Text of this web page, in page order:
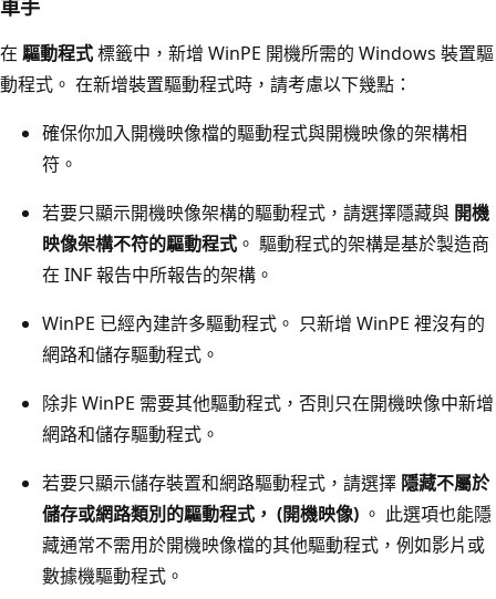
車手
在 驅動程式標籤中，新增 WinPE 開機所需的 Windows 裝置驅
動程式。 在新增裝置驅動程式時，請考慮以下幾點：
確保你加入開機映像檔的驅動程式與開機映像的架構相
符。
若要只顯示開機映像架構的驅動程式，請選擇隱藏與 開機
映像架構不符的驅動程式 。 驅動程式的架構是基於製造商
在 INF 報告中所報告的架構。
WinPE 已經內建許多驅動程式。 只新增 WinPE 裡沒有的
網路和儲存驅動程式。
除非 WinPE 需要其他驅動程式，否則只在開機映像中新增
網路和儲存驅動程式。
若要只顯示儲存裝置和網路驅動程式，請選擇 隱藏不屬於
儲存或網路類別的驅動程式， (開機映像) 。 此選項也能隱
藏通常不需用於開機映像檔的其他驅動程式，例如影片或
數據機驅動程式。